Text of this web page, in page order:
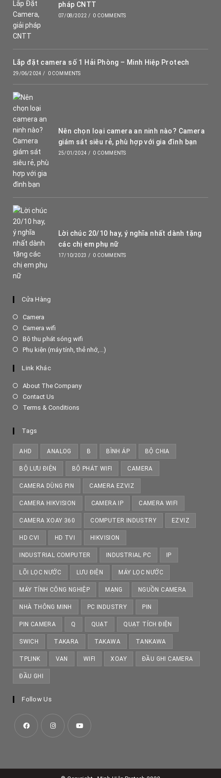
pháp CNTT
07/08/2022 / 0 COMMENTS
Lắp đặt camera số 1 Hải Phòng – Minh Hiệp Protech
29/06/2024 / 0 COMMENTS
Nên chọn loại camera an ninh nào? Camera
giám sát siêu rẻ, phù hợp với gia đình bạn
25/01/2024 / 0 COMMENTS
Lời chúc 20/10 hay, ý nghĩa nhất dành tặng
các chị em phụ nữ
17/10/2023 / 0 COMMENTS
Cửa Hàng
Camera
in
new
tab
Camera wifi
in
new
Bộ thu phát sóng wifi
in
Phụ kiện (máy tính, thẻ nhớ,...)
Link Khác
About The Company
Contact Us
Terms & Conditions
Tags
AHD ANALOG B BÌNH ÁP BỘ CHIA
BỘ LƯU ĐIỆN BỘ PHÁT WIFI CAMERA
CAMERA DÙNG PIN CAMERA EZVIZ
CAMERA HIKVISION CAMERA IP CAMERA WIFI
CAMERA XOAY 360 COMPUTER INDUSTRY EZVIZ
HD CVI HD TVI HIKVISION
INDUSTRIAL COMPUTER INDUSTRIAL PC IP
LÕI LỌC NƯỚC LƯU ĐIỆN MÁY LỌC NƯỚC
MÁY TÍNH CÔNG NGHIỆP MẠNG NGUỒN CAMERA
NHÀ THÔNG MINH PC INDUSTRY PIN
PIN CAMERA Q QUẠT QUẠT TÍCH ĐIỆN
SWICH TAKARA TAKAWA TANKAWA
TPLINK VAN WIFI XOAY ĐẦU GHI CAMERA
ĐẦU GHI
Follow Us
new
new
new